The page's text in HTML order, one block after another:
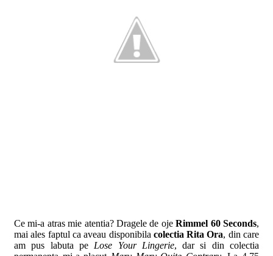
Ce mi-a atras mie atentia? Dragele de ojeRimmel 60 Seconds,
mai ales faptul ca aveau disponibila colectia Rita Ora, din care
am pus labuta peLose Your Lingerie, dar si din colectia